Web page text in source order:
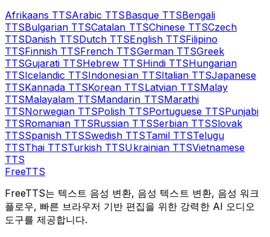
Afrikaans TTSArabic TTSBasqueTTSBengali
TTSBulgarian TTSCatalan TTSChineseTTSCzech
TTSDanish TTSDutch TTSEnglishTTSFilipino
TTSFinnish TTSFrench TTSGermanTTSGreek
TTSGujarati TTSHebrew TTSHindiTTSHungarian
TTSIcelandic TTSIndonesianTTSItalianTTSJapanese
TTSKannada TTSKorean TTSLatvianTTSMalay
TTSMalayalam TTSMandarin TTSMarathi
TTSNorwegian TTSPolish TTSPortugueseTTSPunjabi
TTSRomanian TTSRussian TTSSerbianTTSSlovak
TTSSpanish TTSSwedish TTSTamilTTSTelugu
TTSThai TTSTurkish TTSUkrainianTTSVietnamese
TTS
FreeTTS
FreeTTS는 텍스트 음성 변환, 음성 텍스트 변환, 음성 워크
플로우, 빠른 브라우저 기반 편집을 위한 강력한 AI 오디오
도구를 제공합니다.